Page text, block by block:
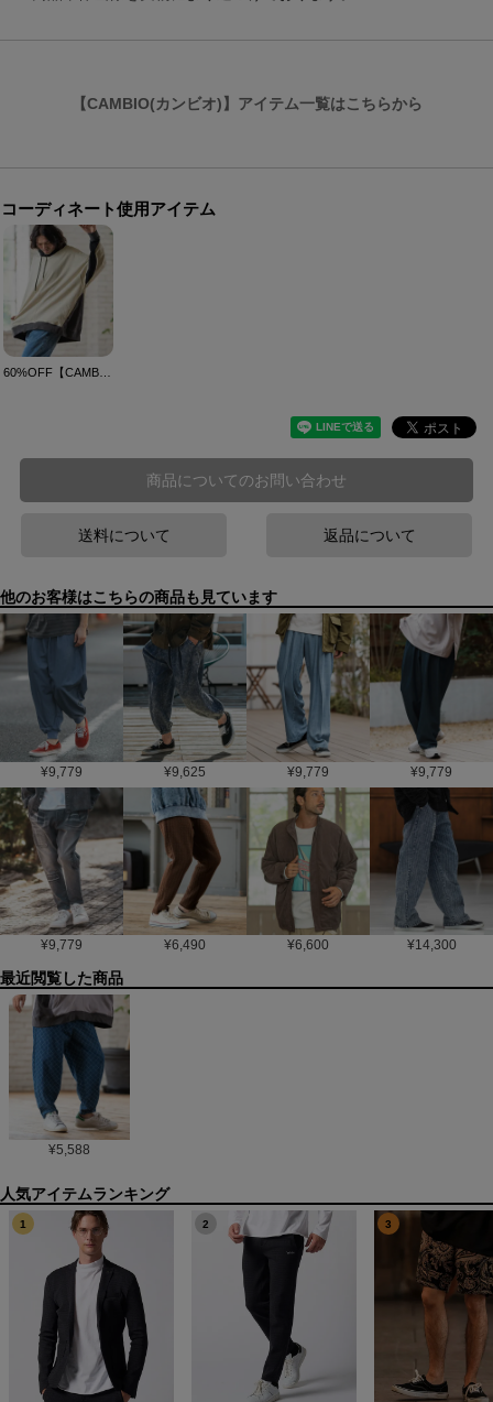
【CAMBIO(カンビオ)】アイテム一覧はこちらから
コーディネート使用アイテム
商品についてのお問い合わせ
送料について 返品について
他のお客様はこちらの商品も見ています
¥9,779 ¥9,625 ¥9,779 ¥9,779
¥9,779 ¥6,490 ¥6,600 ¥14,300
最近閲覧した商品
¥5,588
1 2 3